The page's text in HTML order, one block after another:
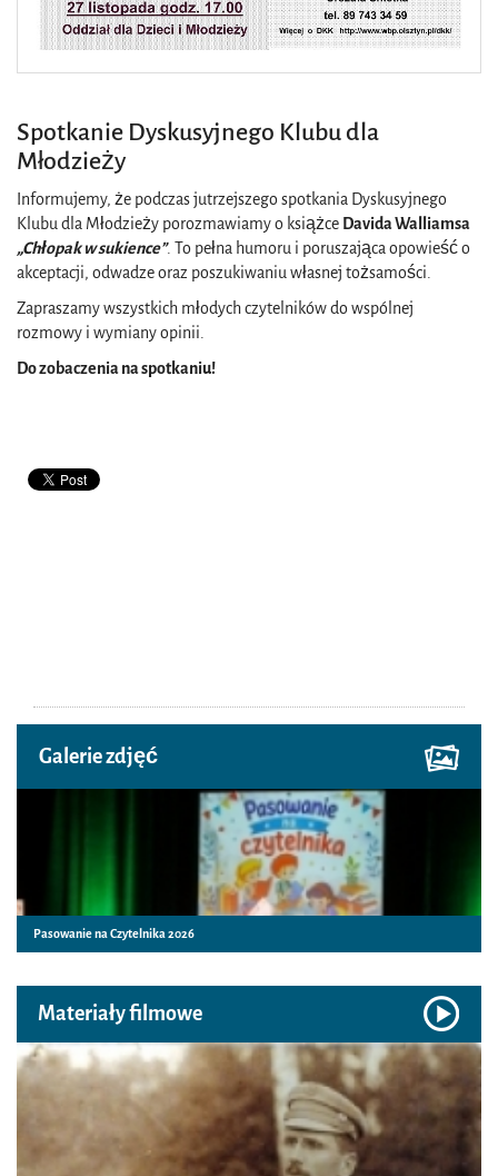
Spotkanie Dyskusyjnego Klubu dla
Młodzieży
Informujemy, że podczas jutrzejszego spotkania Dyskusyjnego
Klubu dla Młodzieży porozmawiamy o książce Davida Walliamsa
„Chłopak w sukience”. To pełna humoru i poruszająca opowieść o
akceptacji, odwadze oraz poszukiwaniu własnej tożsamości.
Zapraszamy wszystkich młodych czytelników do wspólnej
rozmowy i wymiany opinii.
Do zobaczenia na spotkaniu!
Galerie zdjęć
Pasowanie na Czytelnika 2026
Materiały filmowe